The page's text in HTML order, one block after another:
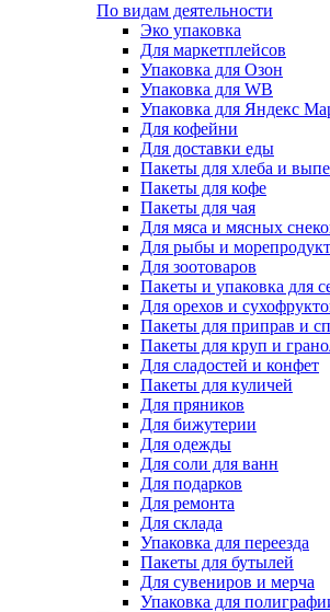
По видам деятельности
Эко упаковка
Для маркетплейсов
Упаковка для Озон
Упаковка для WB
Упаковка для Яндекс
Для кофейни
Для доставки еды
Пакеты для хлеба и
Пакеты для кофе
Пакеты для чая
Для мяса и мясных
Для рыбы и
Для зоотоваров
Пакеты и упаковка для
Для орехов и
Пакеты для приправ и
Пакеты для круп и
Для сладостей и конфет
Пакеты для куличей
Для пряников
Для бижутерии
Для одежды
Для соли для ванн
Для подарков
Для ремонта
Для склада
Упаковка для переезда
Пакеты для бутылей
Для сувениров и мерча
Упаковка для